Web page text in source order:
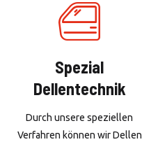
Spezial
Dellentechnik
Durch unsere speziellen
Verfahren können wir Dellen